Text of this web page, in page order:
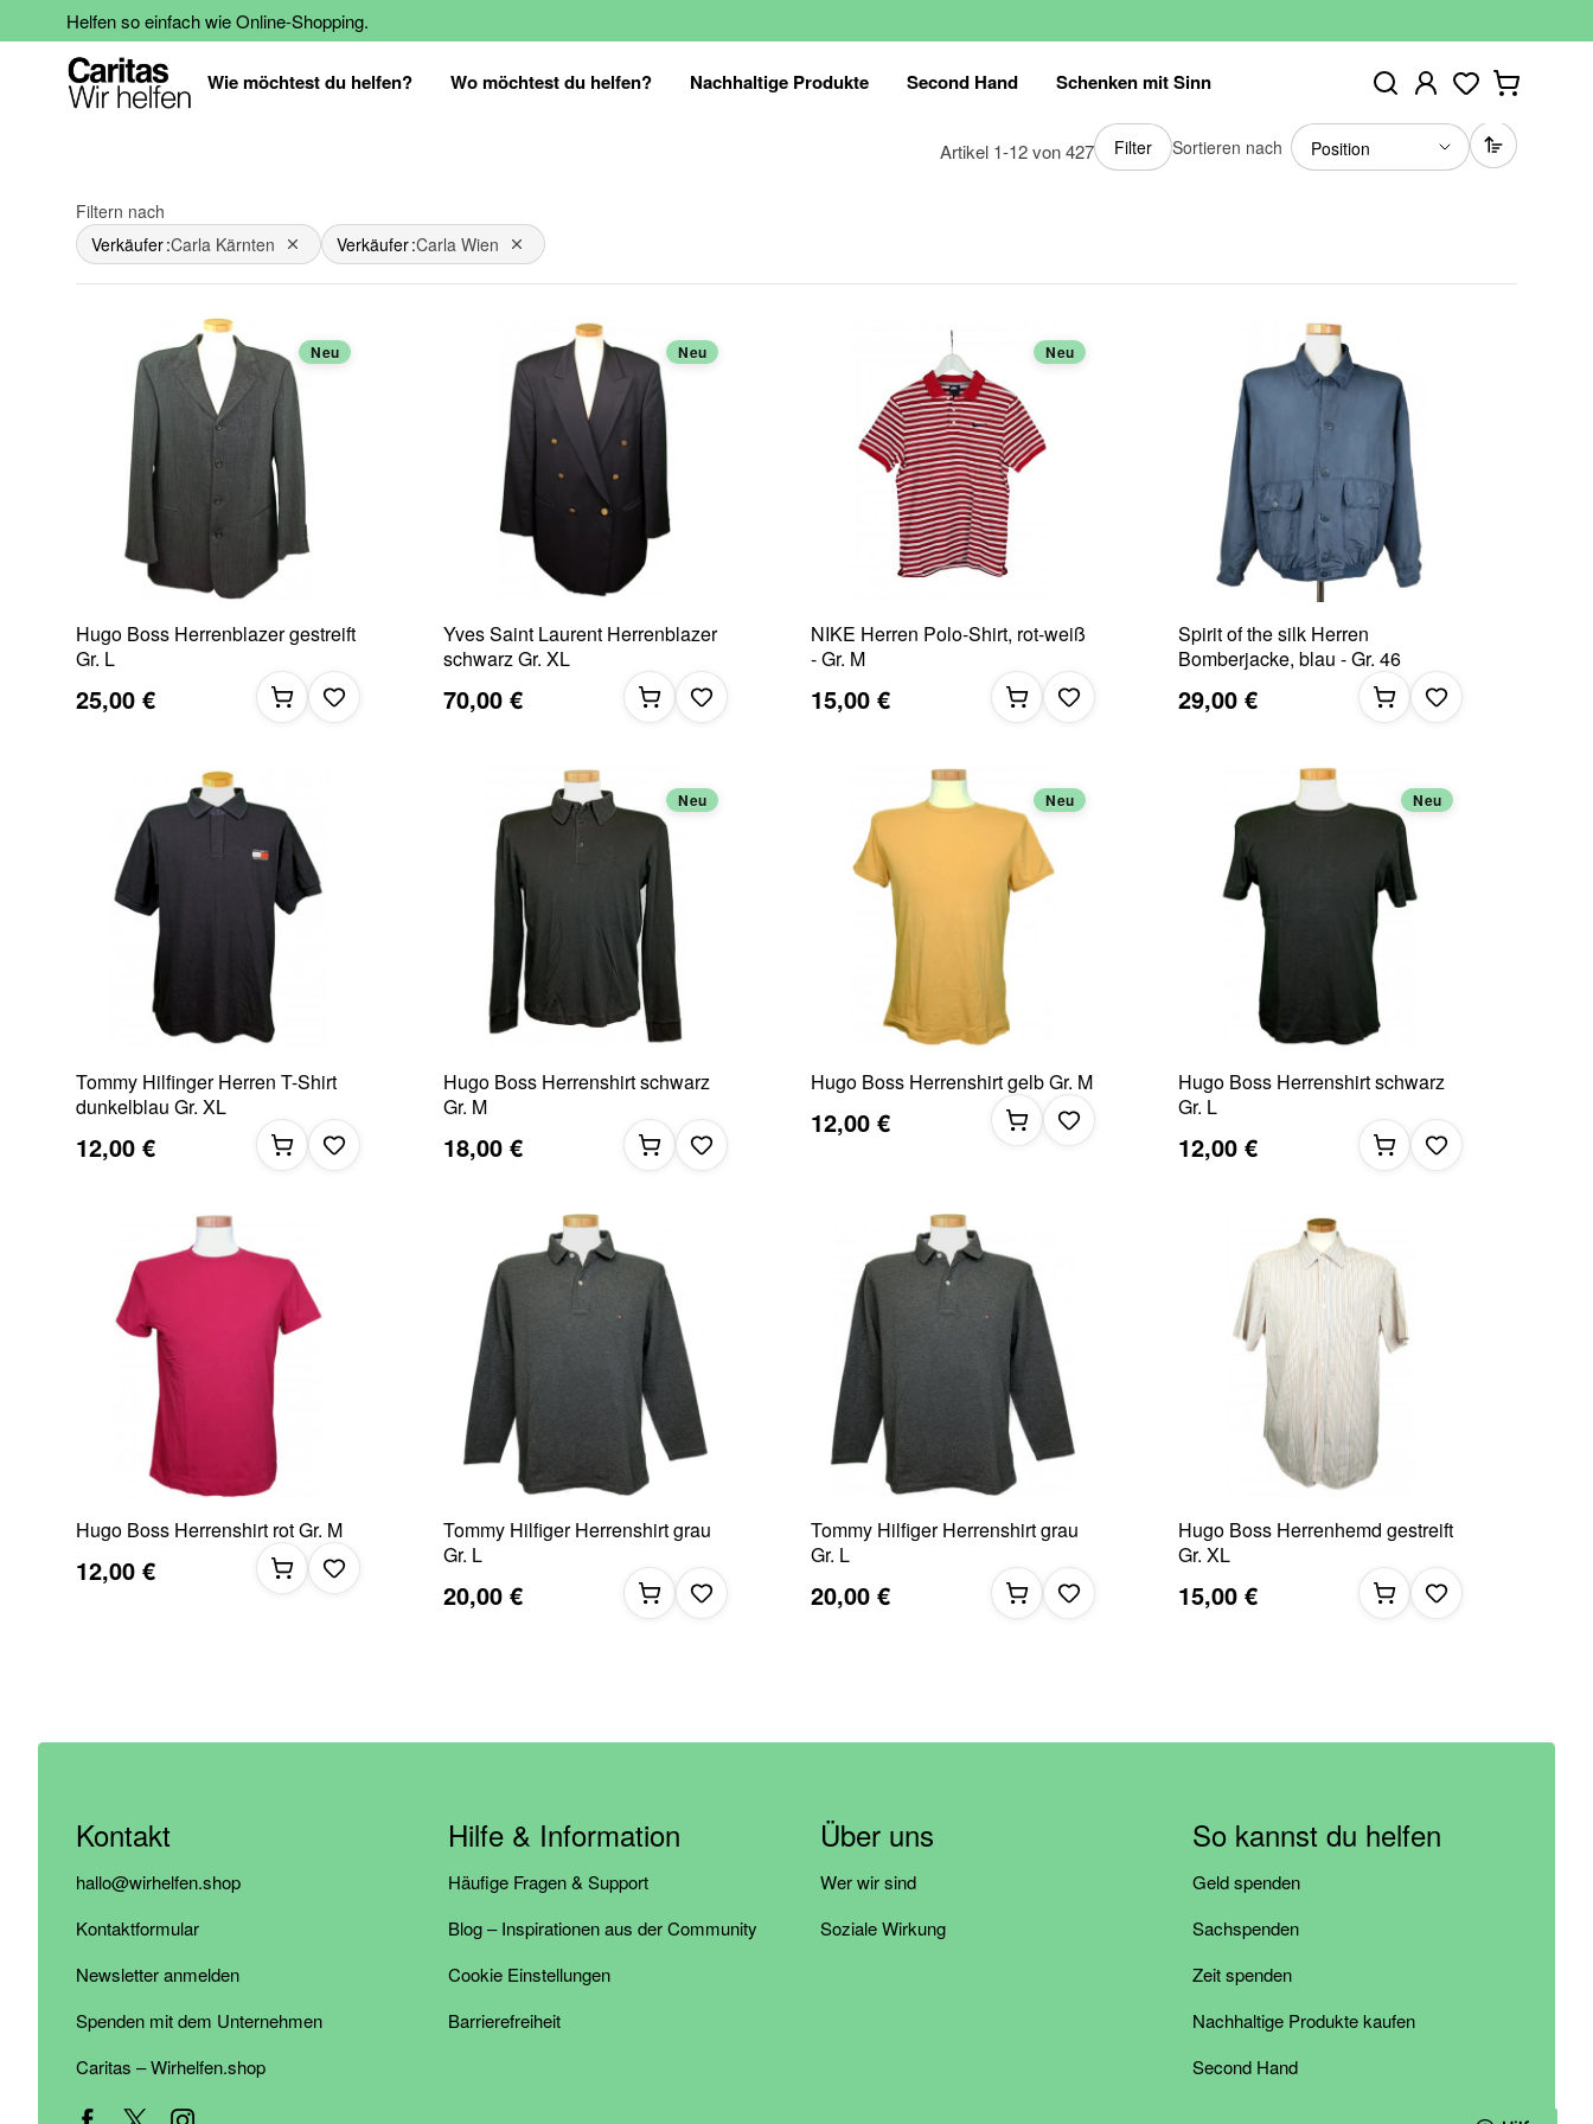
Helfen so einfach wie Online-Shopping.
Wie möchtest du helfen? Wo möchtest du helfen? Nachhaltige Produkte Second Hand Schenken mit Sinn
Artikel 1-12von427 Filter Sortieren nach
Filtern nach
Verkäufer Carla Kärnten Dies entfernen
Verkäufer Carla Wien Dies entfernen
Neu
Hugo Boss Herrenblazer gestreift
Gr. L
25,00 €
Neu
Yves Saint Laurent Herrenblazer
schwarz Gr. XL
70,00 €
Neu
NIKE Herren Polo-Shirt, rot-weiß
- Gr. M
15,00 €
Spirit of the silk Herren
Bomberjacke, blau - Gr. 46
29,00 €
Tommy Hilfinger Herren T-Shirt
dunkelblau Gr. XL
12,00 €
Neu
Hugo Boss Herrenshirt schwarz
Gr. M
18,00 €
Neu
Hugo Boss Herrenshirt gelb Gr. M
12,00 €
Neu
Hugo Boss Herrenshirt schwarz
Gr. L
12,00 €
Hugo Boss Herrenshirt rot Gr. M
12,00 €
Tommy Hilfiger Herrenshirt grau
Gr. L
20,00 €
Tommy Hilfiger Herrenshirt grau
Gr. L
20,00 €
Hugo Boss Herrenhemd gestreift
Gr. XL
15,00 €
Kontakt
hallo@wirhelfen.shop
Kontaktformular
Newsletter anmelden
Spenden mit dem Unternehmen
Caritas – Wirhelfen.shop
Hilfe & Information
Häufige Fragen & Support
Blog – Inspirationen aus der Community
Cookie Einstellungen
Barrierefreiheit
Über uns
Wer wir sind
Soziale Wirkung
So kannst du helfen
Geld spenden
Sachspenden
Zeit spenden
Nachhaltige Produkte kaufen
Second Hand